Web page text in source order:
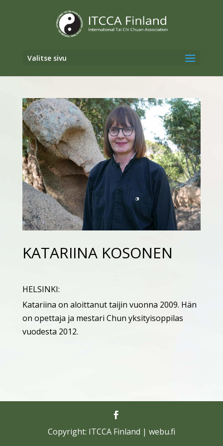
Valitse sivu
KATARIINA KOSONEN
HELSINKI:
Katariina on aloittanut taijin vuonna 2009. Hän
on opettaja ja mestari Chun yksityisoppilas
vuodesta 2012.
Copyright: ITCCA Finland | webu.fi